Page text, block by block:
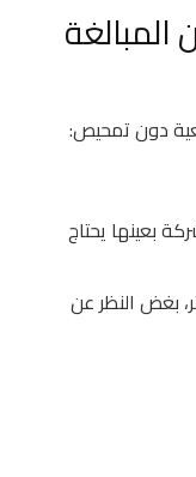
دون تمحيص:
بعينها يحتاج
بغض النظر عن